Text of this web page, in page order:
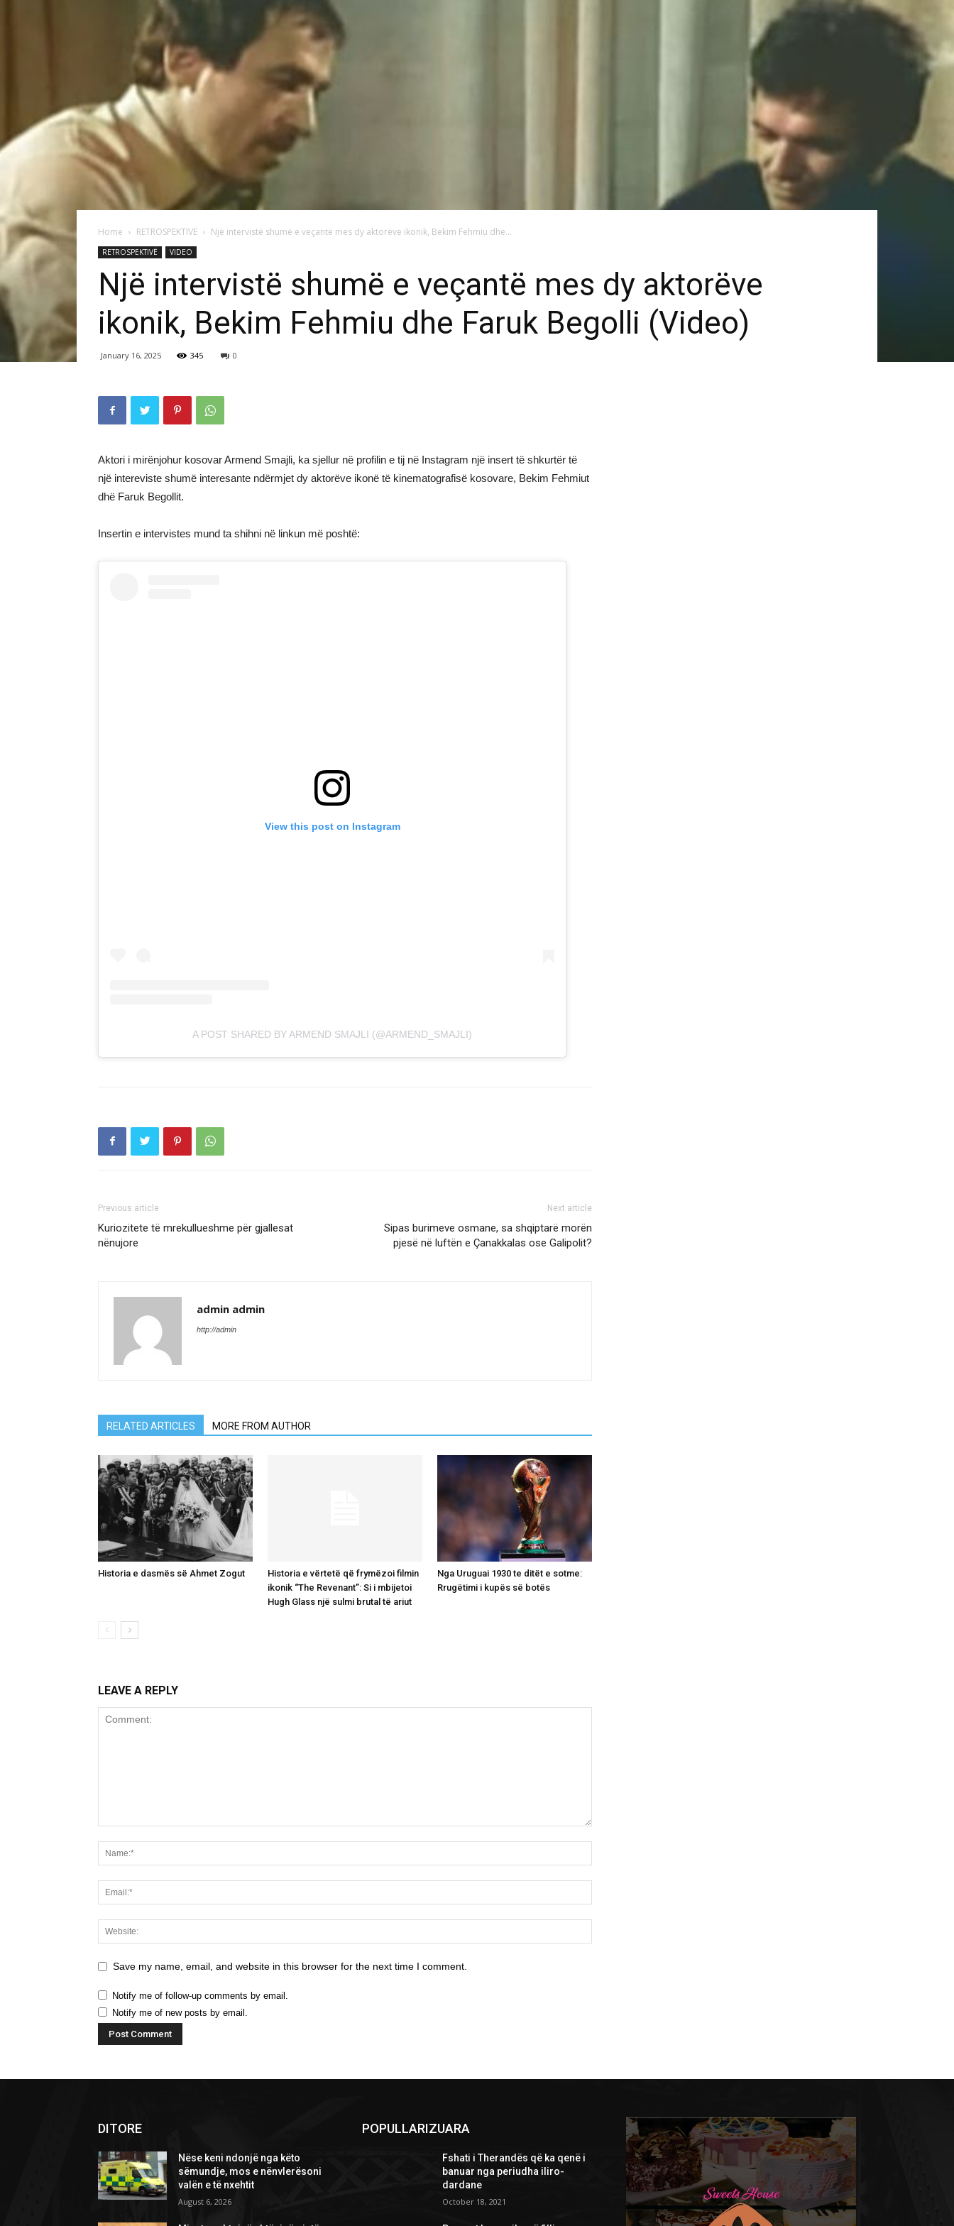
Home RETROSPEKTIVË Një intervistë shumë e veçantë mes dy aktorëve ikonik, Bekim Fehmiu dhe...
RETROSPEKTIVË VIDEO
Një intervistë shumë e veçantë mes dy aktorëve
ikonik, Bekim Fehmiu dhe Faruk Begolli (Video)
January 16, 2025 345 0
Aktori i mirënjohur kosovar Armend Smajli, ka sjellur në profilin e tij në Instagram një insert të shkurtër të
një intereviste shumë interesante ndërmjet dy aktorëve ikonë të kinematografisë kosovare, Bekim Fehmiut
dhë Faruk Begollit.
Insertin e intervistes mund ta shihni në linkun më poshtë:
View this post on Instagram
A POST SHARED BY ARMEND SMAJLI (@ARMEND_SMAJLI)
Previous article
Kuriozitete të mrekullueshme për gjallesat
nënujore
Next article
Sipas burimeve osmane, sa shqiptarë morën
pjesë në luftën e Çanakkalas ose Galipolit?
admin admin
http://admin
RELATED ARTICLES MORE FROM AUTHOR
Historia e dasmës së Ahmet Zogut
Historia e vërtetë që frymëzoi filmin
ikonik “The Revenant”: Si i mbijetoi
Hugh Glass një sulmi brutal të ariut
Nga Uruguai 1930 te ditët e sotme:
Rrugëtimi i kupës së botës
LEAVE A REPLY
Save my name, email, and website in this browser for the next time I comment.
Notify me of follow-up comments by email.
Notify me of new posts by email.
DITORE
Nëse keni ndonjë nga këto
sëmundje, mos e nënvlerësoni
valën e të nxehtit
August 6, 2026
POPULLARIZUARA
Fshati i Therandës që ka qenë i
banuar nga periudha iliro-
dardane
October 18, 2021